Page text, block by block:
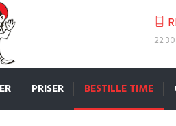
22
PRISER BESTILLE TIME